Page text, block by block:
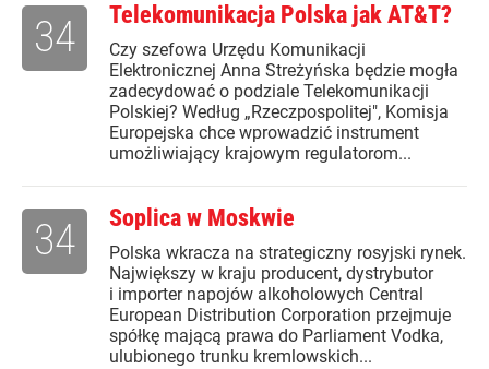
Telekomunikacja Polska jak AT&T?
Czy szefowa Urzędu Komunikacji
Elektronicznej Anna Streżyńska będzie mogła
zadecydować o podziale Telekomunikacji
Polskiej? Według „Rzeczpospolitej", Komisja
Europejska chce wprowadzić instrument
umożliwiający krajowym regulatorom...
34
Soplica w Moskwie
Polska wkracza na strategiczny rosyjski rynek.
Największy w kraju producent, dystrybutor
i importer napojów alkoholowych Central
European Distribution Corporation przejmuje
spółkę mającą prawa do Parliament Vodka,
ulubionego trunku kremlowskich...
34